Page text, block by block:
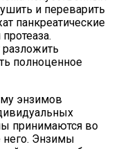
и переварить
панкреатические
полноценное
энзимов
принимаются во
него. Энзимы